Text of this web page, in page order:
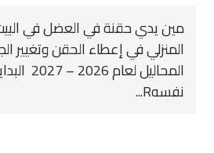
مين يدي حقنة في العضل في
المنزلي في إعطاء الحقن وتغيير
نفسهR...